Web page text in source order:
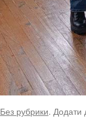
Без рубрики. Додати